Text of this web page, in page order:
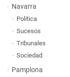
Navarra
Política
Sucesos
Tribunales
Sociedad
Pamplona